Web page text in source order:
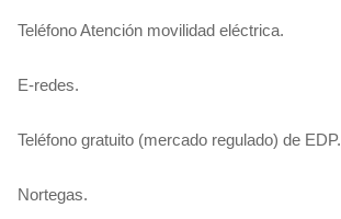
Teléfono Atención movilidad eléctrica.
E-redes.
Teléfono gratuito (mercado regulado) de EDP.
Nortegas.